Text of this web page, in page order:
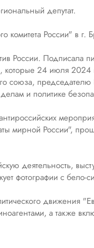
депутат.
комитета России" в г.
России. Подписала
которые 24 июля 2024
союза,
и политике
мирной России",
деятельность,
фотографии с
движения
а также